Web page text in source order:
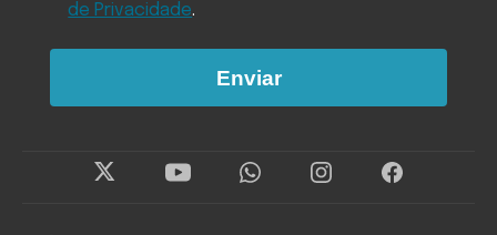
de Privacidade.
Enviar